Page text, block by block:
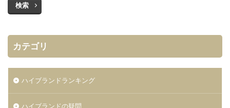
検索
カテゴリ
ハイブランドランキング
ハイブランドの疑問